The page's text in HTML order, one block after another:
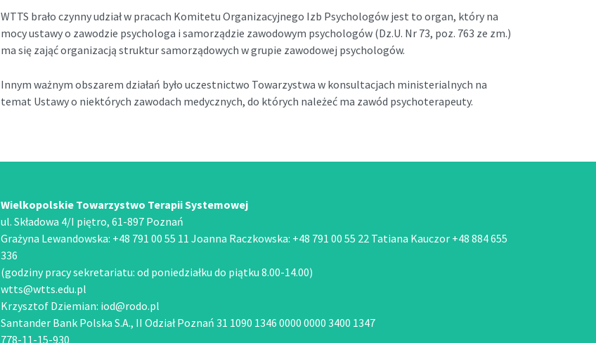
WTTS brało czynny udział w pracach Komitetu Organizacyjnego Izb Psychologów jest to organ, który na
mocy ustawy o zawodzie psychologa i samorządzie zawodowym psychologów (Dz.U. Nr 73, poz. 763 ze zm.)
ma się zająć organizacją struktur samorządowych w grupie zawodowej psychologów.
Innym ważnym obszarem działań było uczestnictwo Towarzystwa w konsultacjach ministerialnych na
temat Ustawy o niektórych zawodach medycznych, do których należeć ma zawód psychoterapeuty.
Wielkopolskie Towarzystwo Terapii Systemowej
ul. Składowa 4/I piętro, 61-897 Poznań
Grażyna Lewandowska: +48 791 00 55 11 Joanna Raczkowska: +48 791 00 55 22 Tatiana Kauczor +48 884 655
336
(godziny pracy sekretariatu: od poniedziałku do piątku 8.00-14.00)
wtts@wtts.edu.pl
Krzysztof Dziemian: iod@rodo.pl
Santander Bank Polska S.A., II Odział Poznań 31 1090 1346 0000 0000 3400 1347
778-11-15-930